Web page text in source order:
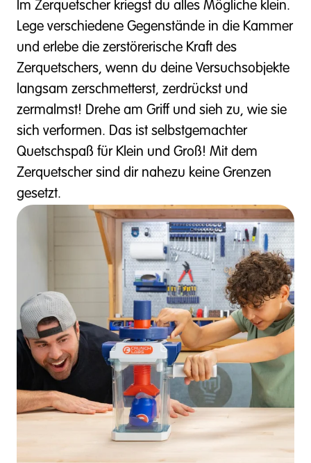
Im Zerquetscher kriegst du alles Mögliche klein.
Lege verschiedene Gegenstände in die Kammer
und erlebe die zerstörerische Kraft des
Zerquetschers, wenn du deine Versuchsobjekte
langsam zerschmetterst, zerdrückst und
zermalmst! Drehe am Griff und sieh zu, wie sie
sich verformen. Das ist selbstgemachter
Quetschspaß für Klein und Groß! Mit dem
Zerquetscher sind dir nahezu keine Grenzen
gesetzt.